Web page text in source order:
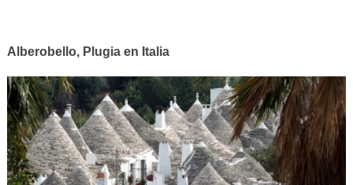
Alberobello, Plugia en Italia